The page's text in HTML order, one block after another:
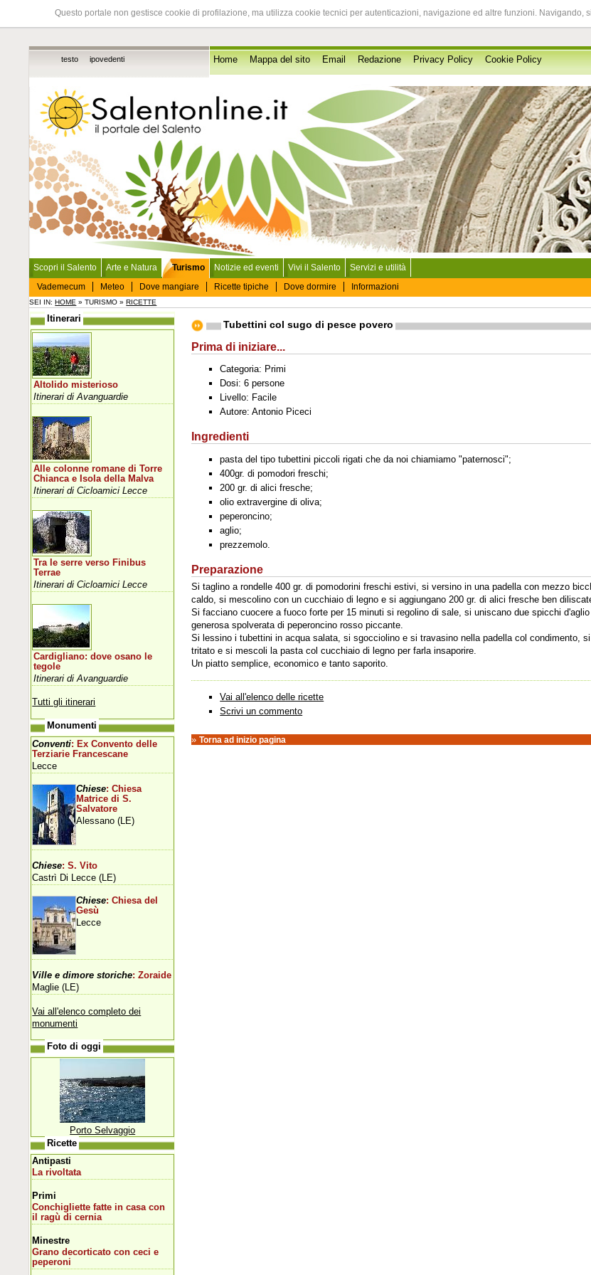
Questo portale non gestisce cookie di profilazione, ma utilizza cookie tecnici per autenticazioni, navigazione ed altre funzioni. Navigando,
testo ipovedenti Home Mappa del sito Email Redazione Privacy Policy Cookie Policy
Scopri il Salento Arte e Natura
Turismo
Vademecum
Meteo Dove mangiare Ricette tipiche Dove dormire Informazioni
Notizie ed eventi Vivi il Salento Servizi e utilità
SEI IN:HOME » TURISMO »RICETTE
Tubettini col sugo di pesce povero
Prima di iniziare...
Categoria: Primi
Dosi: 6 persone
Livello: Facile
Autore: Antonio Piceci
Ingredienti
pasta del tipo tubettini piccoli rigati che da noi chiamiamo "paternosci";
400gr. di pomodori freschi;
200 gr. di alici fresche;
olio extravergine di oliva;
peperoncino;
aglio;
prezzemolo.
Preparazione
Si taglino a rondelle 400 gr. di pomodorini freschi estivi, si versino in una padella con mezzo
caldo, si mescolino con un cucchiaio di legno e si aggiungano 200 gr. di alici fresche ben
Si facciano cuocere a fuoco forte per 15 minuti si regolino di sale, si uniscano due spicchi
generosa spolverata di peperoncino rosso piccante.
Si lessino i tubettini in acqua salata, si sgocciolino e si travasino nella padella col condimento,
tritato e si mescoli la pasta col cucchiaio di legno per farla insaporire.
Un piatto semplice, economico e tanto saporito.
Vai all'elenco delle ricette
Scrivi un commento
»Torna ad inizio pagina
Itinerari
Altolido misterioso
Itinerari di Avanguardie
Alle colonne romane di Torre
Chianca e Isola della Malva
Itinerari di Cicloamici Lecce
Tra le serre verso Finibus
Terrae
Itinerari di Cicloamici Lecce
Cardigliano: dove osano le
tegole
Itinerari di Avanguardie
Tutti gli itinerari
Monumenti
Conventi: Ex Convento delle
Terziarie Francescane
Lecce
Chiese: Chiesa
Matrice di S.
Salvatore
Alessano (LE)
Chiese: S. Vito
Castrì Di Lecce (LE)
Chiese: Chiesa del
Gesù
Lecce
Ville e dimore storiche: Zoraide
Maglie (LE)
Vai all'elenco completo dei
monumenti
Foto di oggi
Porto Selvaggio
Ricette
Antipasti
La rivoltata
Primi
Conchigliette fatte in casa con
il ragù di cernia
Minestre
Grano decorticato con ceci e
peperoni